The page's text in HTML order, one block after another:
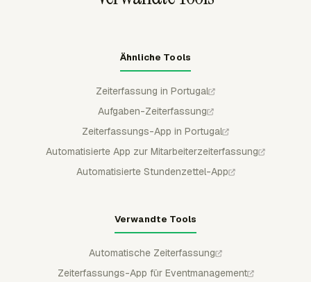
Ähnliche Tools
Zeiterfassung in Portugal
Aufgaben-Zeiterfassung
Zeiterfassungs-App in Portugal
Automatisierte App zur Mitarbeiterzeiterfassung
Automatisierte Stundenzettel-App
Verwandte Tools
Automatische Zeiterfassung
Zeiterfassungs-App für Eventmanagement